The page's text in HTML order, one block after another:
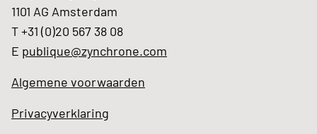
1101 AG Amsterdam
T +31 (0)20 567 38 08
E publique@zynchrone.com
Algemene voorwaarden
Privacyverklaring